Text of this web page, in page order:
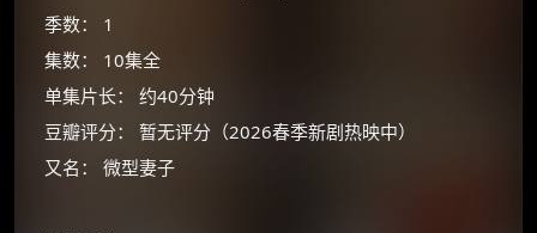
季数： 1
集数： 10集全
单集片长： 约40分钟
豆瓣评分： 暂无评分（2026春季新剧热映中）
又名： 微型妻子